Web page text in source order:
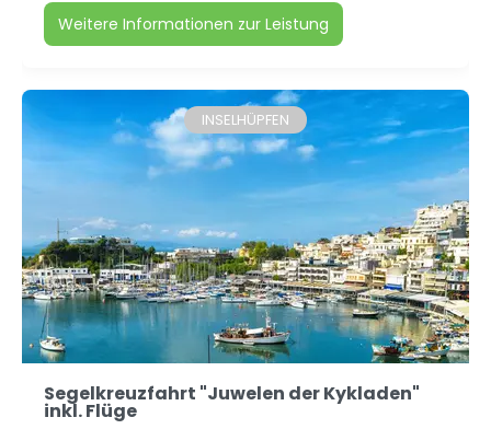
Weitere Informationen zur Leistung
INSELHÜPFEN
Segelkreuzfahrt "Juwelen der Kykladen"
inkl. Flüge